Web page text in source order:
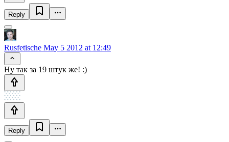
Reply
Rusfetische May 5 2012 at 12:49
Ну так за 19 штук же! :)
Reply